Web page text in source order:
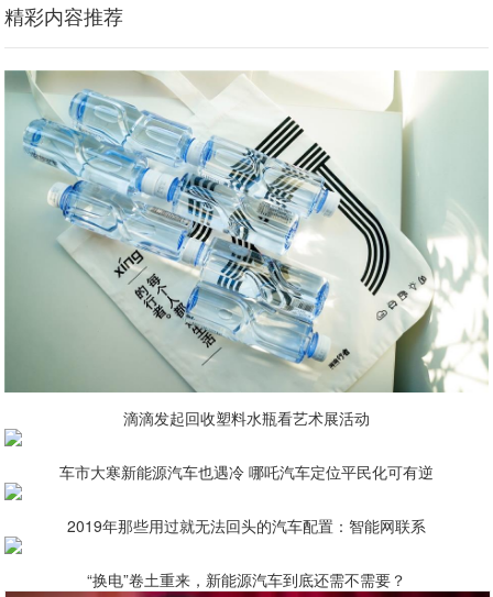
精彩内容推荐
滴滴发起回收塑料水瓶看艺术展活动
车市大寒新能源汽车也遇冷 哪吒汽车定位平民化可有逆
2019年那些用过就无法回头的汽车配置：智能网联系
“换电”卷土重来，新能源汽车到底还需不需要？